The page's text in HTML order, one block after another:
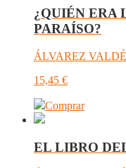
¿QUIÉN ERA
PARAÍSO?
ÁLVAREZ
15,45 €
Comprar
EL LIBRO